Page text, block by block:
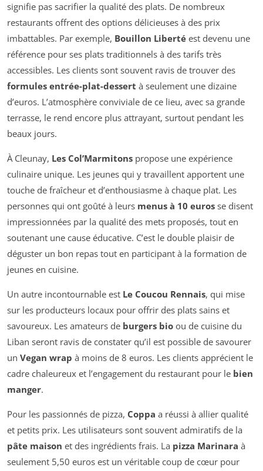
signifie pas sacrifier la qualité des plats. De nombreux
restaurants offrent des options délicieuses à des prix
imbattables. Par exemple, Bouillon Liberté est devenu une
référence pour ses plats traditionnels à des tarifs très
accessibles. Les clients sont souvent ravis de trouver des
formules entrée-plat-dessert à seulement une dizaine
d’euros. L’atmosphère conviviale de ce lieu, avec sa grande
terrasse, le rend encore plus attrayant, surtout pendant les
beaux jours.
À Cleunay, Les Col’Marmitons propose une expérience
culinaire unique. Les jeunes qui y travaillent apportent une
touche de fraîcheur et d’enthousiasme à chaque plat. Les
personnes qui ont goûté à leurs menus à 10 euros se disent
impressionnées par la qualité des mets proposés, tout en
soutenant une cause éducative. C’est le double plaisir de
déguster un bon repas tout en participant à la formation de
jeunes en cuisine.
Un autre incontournable est Le Coucou Rennais, qui mise
sur les producteurs locaux pour offrir des plats sains et
savoureux. Les amateurs de burgers bio ou de cuisine du
Liban seront ravis de constater qu’il est possible de savourer
un Vegan wrap à moins de 8 euros. Les clients apprécient le
cadre chaleureux et l’engagement du restaurant pour le bien
manger.
Pour les passionnés de pizza, Coppa a réussi à allier qualité
et petits prix. Les utilisateurs sont souvent admiratifs de la
pâte maison et des ingrédients frais. La pizza Marinara à
seulement 5,50 euros est un véritable coup de cœur pour